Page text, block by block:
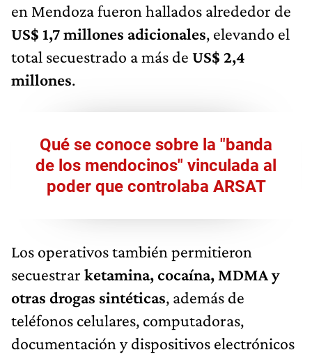
en Mendoza fueron hallados alrededor de
US$ 1,7 millones adicionales, elevando el
total secuestrado a más de US$ 2,4
millones.
Qué se conoce sobre la "banda
de los mendocinos" vinculada al
poder que controlaba ARSAT
Los operativos también permitieron
secuestrar ketamina, cocaína, MDMA y
otras drogas sintéticas, además de
teléfonos celulares, computadoras,
documentación y dispositivos electrónicos